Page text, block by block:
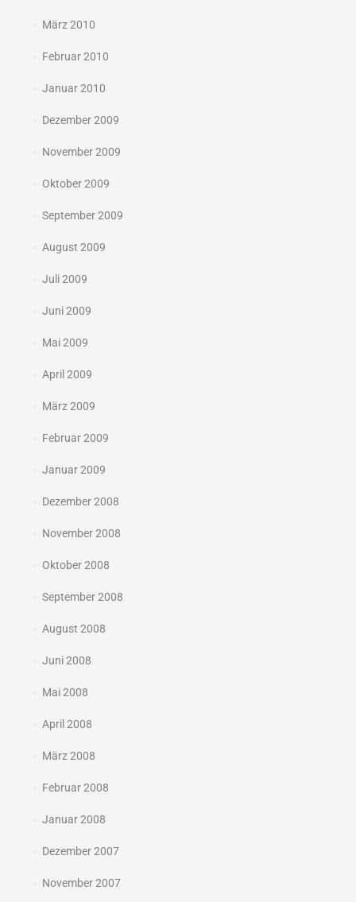
März 2010
Februar 2010
Januar 2010
Dezember 2009
November 2009
Oktober 2009
September 2009
August 2009
Juli 2009
Juni 2009
Mai 2009
April 2009
März 2009
Februar 2009
Januar 2009
Dezember 2008
November 2008
Oktober 2008
September 2008
August 2008
Juni 2008
Mai 2008
April 2008
März 2008
Februar 2008
Januar 2008
Dezember 2007
November 2007